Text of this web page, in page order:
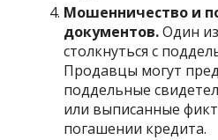
Мошенничество и
документов.Один
столкнуться с
Продавцы могут
поддельные
или выписанные
погашении кредита.